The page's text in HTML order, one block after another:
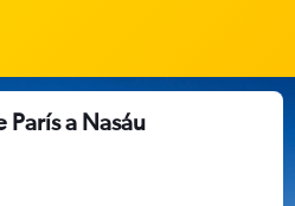
a Nasáu